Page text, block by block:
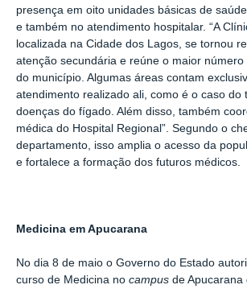
presença em oito unidades básicas de
e também no atendimento hospitalar. “A
localizada na Cidade dos Lagos, se tornou
atenção secundária e reúne o maior
do município. Algumas áreas contam
atendimento realizado ali, como é o caso do
doenças do fígado. Além disso, também
médica do Hospital Regional”. Segundo o
departamento, isso amplia o acesso da
e fortalece a formação dos futuros médicos.
Medicina em Apucarana
No dia 8 de maio o Governo do Estado
curso de Medicina no campus de Apucarana